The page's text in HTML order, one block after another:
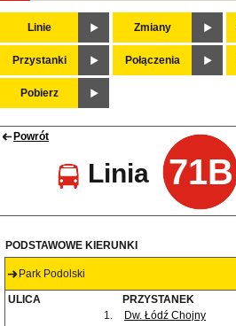
Linie Zmiany
Przystanki Połączenia
Pobierz
Powrót
Linia 71B
PODSTAWOWE KIERUNKI
Park Podolski
ULICA PRZYSTANEK
1.
Dw. Łódź Chojny